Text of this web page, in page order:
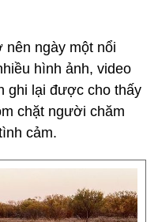
nên ngày một nổi
hình ảnh, video
ghi lại được cho thấy
chặt người chăm
cảm.